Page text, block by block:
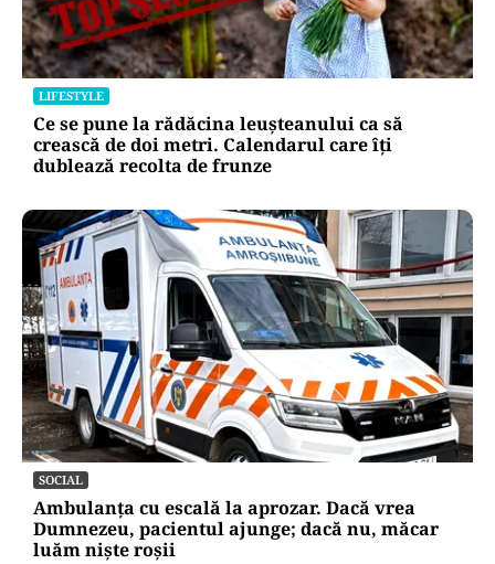
LIFESTYLE
Ce se pune la rădăcina leușteanului ca să
crească de doi metri. Calendarul care îți
dublează recolta de frunze
SOCIAL
Ambulanța cu escală la aprozar. Dacă vrea
Dumnezeu, pacientul ajunge; dacă nu, măcar
luăm niște roșii